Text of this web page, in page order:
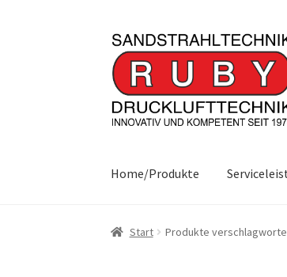
Zur
Navigation
springen
Zum
Inhalt
springen
Home/Produkte
Start Produkte